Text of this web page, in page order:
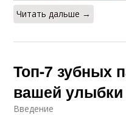
Читать дальше →
Топ-7 зубных
вашей улыбки
Введение